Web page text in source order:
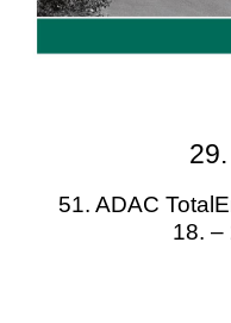
51. ADAC
18. –